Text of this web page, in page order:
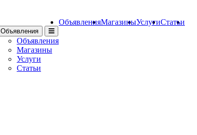
Статьи
Услуги
Магазины
Объявления
Объявления
Объявления
Магазины
Услуги
Статьи